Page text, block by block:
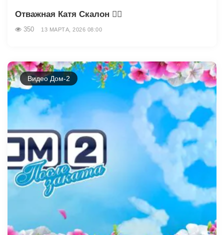
Отважная Катя Скалон 😵‍💫
350 13 МАРТА, 2026 08:00
Видео Дом-2